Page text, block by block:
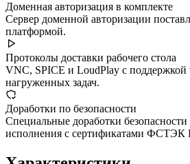
Доменная авторизация в комплекте
Сервер доменной авторизации
платформой.
Протоколы доставки рабочего стола
VNC, SPICE и LoudPlay с поддержкой
нагруженных задач.
Доработки по безопасности
Специальные доработки
исполнения с сертификатами ФСТЭК